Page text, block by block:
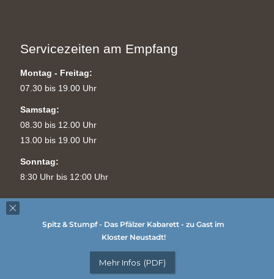
Servicezeiten am Empfang
Montag - Freitag:
07.30 bis 19.00 Uhr
Samstag:
08.30 bis 12.00 Uhr
13.00 bis 19.00 Uhr
Sonntag:
8:30 Uhr bis 12:00 Uhr
Barrierefreiheitserklärung|Impressum
Spitz & Stumpf - Das Pfälzer Kabarett - zu Gast im
Kloster Neustadt!
Mehr Infos (PDF)